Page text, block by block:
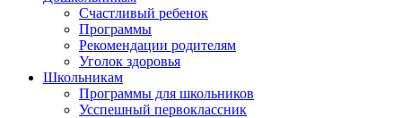
Счастливый ребенок
Программы
Рекомендации родителям
Уголок здоровья
Школьникам
Программы для школьников
Усспешный первоклассник